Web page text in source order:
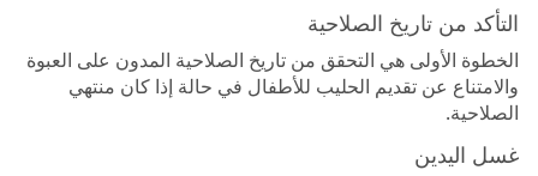
التأكد من تاريخ الصلاحية
الخطوة الأولى هي التحقق من تاريخ الصلاحية المدون على العبوة
والامتناع عن تقديم الحليب للأطفال في حالة إذا كان منتهي
الصلاحية.
غسل اليدين